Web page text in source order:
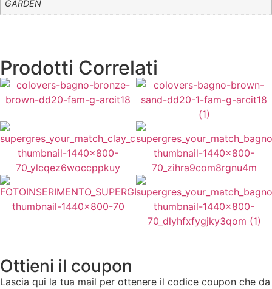
GARDEN
Prodotti Correlati
Prezzo a Scatola:64,80€
Vedi Varianti
Prezzo a Scatola:64,80€
(A partire da36,00
Vedi Varianti
Prezzo a Scatola:64,80
(A partire da36,00€al mq)
Vedi Varianti
Prezzo a Scatola:64,80€
(A partire da36,00€al mq)
Vedi Varianti
Prezzo a Scatola:64,80€
Prezzo a Scatola:64,80€
(A partire da36,00€al mq)
Ottieni il coupon
Lascia qui la tua mail per ottenere il codice coupon che da